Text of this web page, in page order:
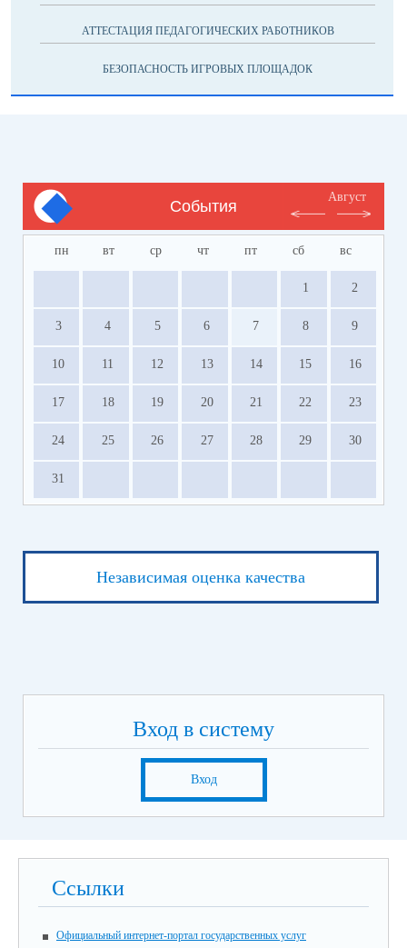
АТТЕСТАЦИЯ ПЕДАГОГИЧЕСКИХ РАБОТНИКОВ
БЕЗОПАСНОСТЬ ИГРОВЫХ ПЛОЩАДОК
События
Август
пн вт ср чт пт сб вс
1 2
3 4 5 6 7 8 9
10 11 12 13 14 15 16
17 18 19 20 21 22 23
24 25 26 27 28 29 30
31
Независимая оценка качества
Вход в систему
Вход
Ссылки
Официальный интернет-портал государственных услуг